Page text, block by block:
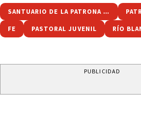
SANTUARIO DE LA PATRONA DE JUJUY
FE PASTORAL JUVENIL RÍO
PUBLICIDAD